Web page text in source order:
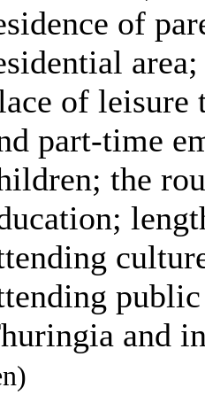
of
of leisure
part-time
the
and